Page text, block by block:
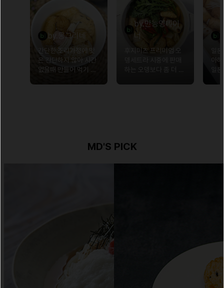
by.몽그리네
간단한 조리과정에 맛
은 간단하지 않아 시간
없을때 만들어 먹기 너
by.만능영테이
너
후지미츠 프리미엄 오
하는 오뎅보다 좀 더 특
일
아
일
MD'S PICK